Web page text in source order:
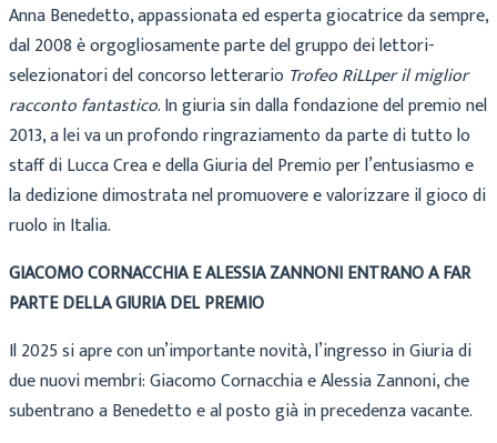
Anna Benedetto, appassionata ed esperta giocatrice da sempre,
dal 2008 è orgogliosamente parte del gruppo dei lettori-
selezionatori del concorso letterario Trofeo RiLLper il miglior
racconto fantastico. In giuria sin dalla fondazione del premio nel
2013, a lei va un profondo ringraziamento da parte di tutto lo
staff di Lucca Crea e della Giuria del Premio per l’entusiasmo e
la dedizione dimostrata nel promuovere e valorizzare il gioco di
ruolo in Italia.
GIACOMO CORNACCHIA E ALESSIA ZANNONI ENTRANO A FAR
PARTE DELLA GIURIA DEL PREMIO
Il 2025 si apre con un’importante novità, l’ingresso in Giuria di
due nuovi membri: Giacomo Cornacchia e Alessia Zannoni, che
subentrano a Benedetto e al posto già in precedenza vacante.